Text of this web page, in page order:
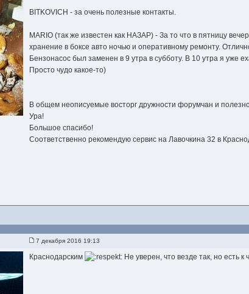
BITKOVICH - за очень полезные контакты.
MARIO (так же известен как НАЗАР) - За то что в пятницу
хранение в боксе авто ночью и оперативному ремонту.
Бензонасос был заменен в 9 утра в субботу. В 10 утра я уже
Просто чудо какое-то)
В общем неописуемые восторг дружности форумчан и
Ура!
Большое спасибо!
Соответственно рекомендую сервис на Лавочкина 32 в
7 декабря 2016 19:13
Краснодарским Не уверен, что везде так, но есть к